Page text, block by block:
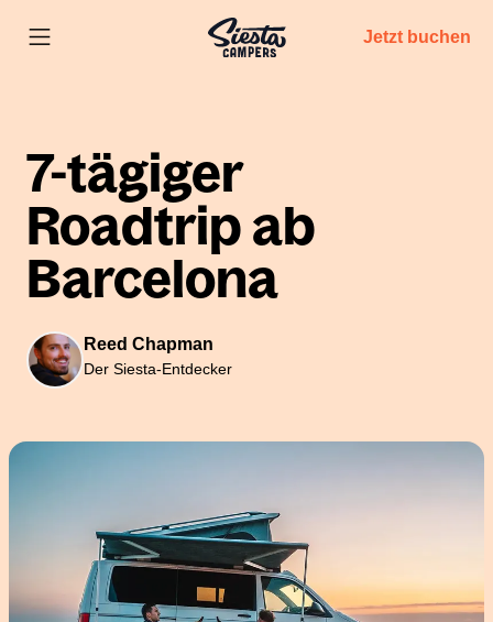
Jetzt buchen
7-tägiger
Roadtrip ab
Barcelona
Reed Chapman
Der Siesta-Entdecker